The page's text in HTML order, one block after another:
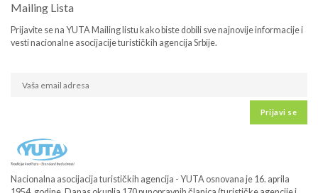
Mailing Lista
Prijavite se na YUTA Mailing listu kako biste dobili sve najnovije informacije i
vesti nacionalne asocijacije turističkih agencija Srbije.
Prijavi se
Nacionalna asocijacija turističkih agencija - YUTA osnovana je 16. aprila